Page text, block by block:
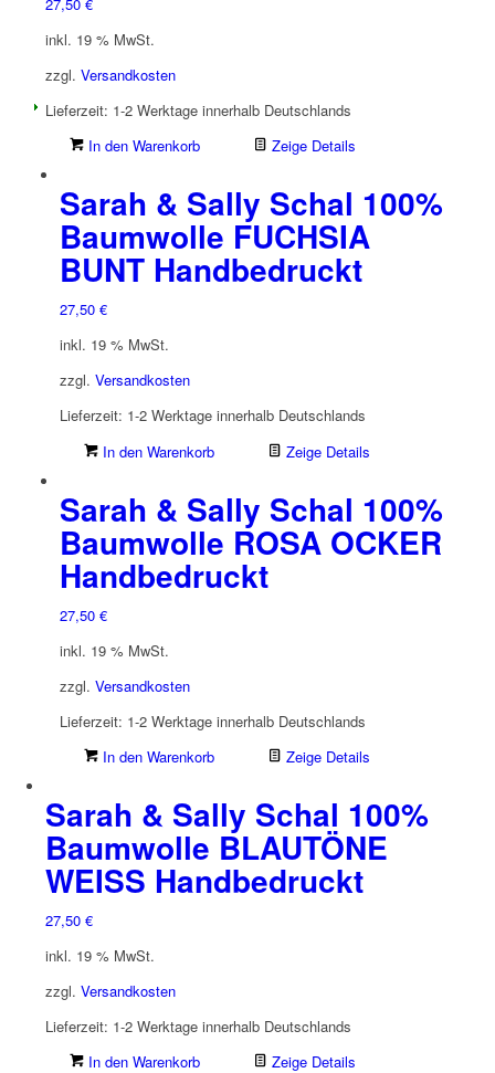
inkl. 19 % MwSt.
zzgl. Versandkosten
Lieferzeit: 1-2 Werktage innerhalb Deutschlands
In den Warenkorb
Zeige Details
Sarah & Sally Schal 100%
Baumwolle FUCHSIA
BUNT Handbedruckt
27,50 €
inkl. 19 % MwSt.
zzgl. Versandkosten
Lieferzeit: 1-2 Werktage innerhalb Deutschlands
In den Warenkorb
Zeige Details
Sarah & Sally Schal 100%
Baumwolle ROSA OCKER
Handbedruckt
27,50 €
inkl. 19 % MwSt.
zzgl. Versandkosten
Lieferzeit: 1-2 Werktage innerhalb Deutschlands
In den Warenkorb
Zeige Details
Sarah & Sally Schal 100%
Baumwolle BLAUTÖNE
WEISS Handbedruckt
27,50 €
inkl. 19 % MwSt.
zzgl. Versandkosten
Lieferzeit: 1-2 Werktage innerhalb Deutschlands
In den Warenkorb
Zeige Details